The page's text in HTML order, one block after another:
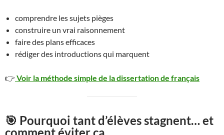
comprendre les sujets pièges
construire un vrai raisonnement
faire des plans efficaces
rédiger des introductions qui marquent
👉 Voir la méthode simple de la dissertation de français
🎯 Pourquoi tant d’élèves stagnent… et